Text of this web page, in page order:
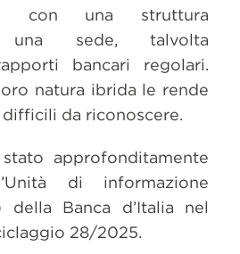
con una struttura
una sede, talvolta
bancari regolari.
natura ibrida le rende
da riconoscere.
approfonditamente
di informazione
della Banca d’Italia nel
28/2025.